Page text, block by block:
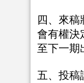
四、來
會有權決
至下一期
五、投稿